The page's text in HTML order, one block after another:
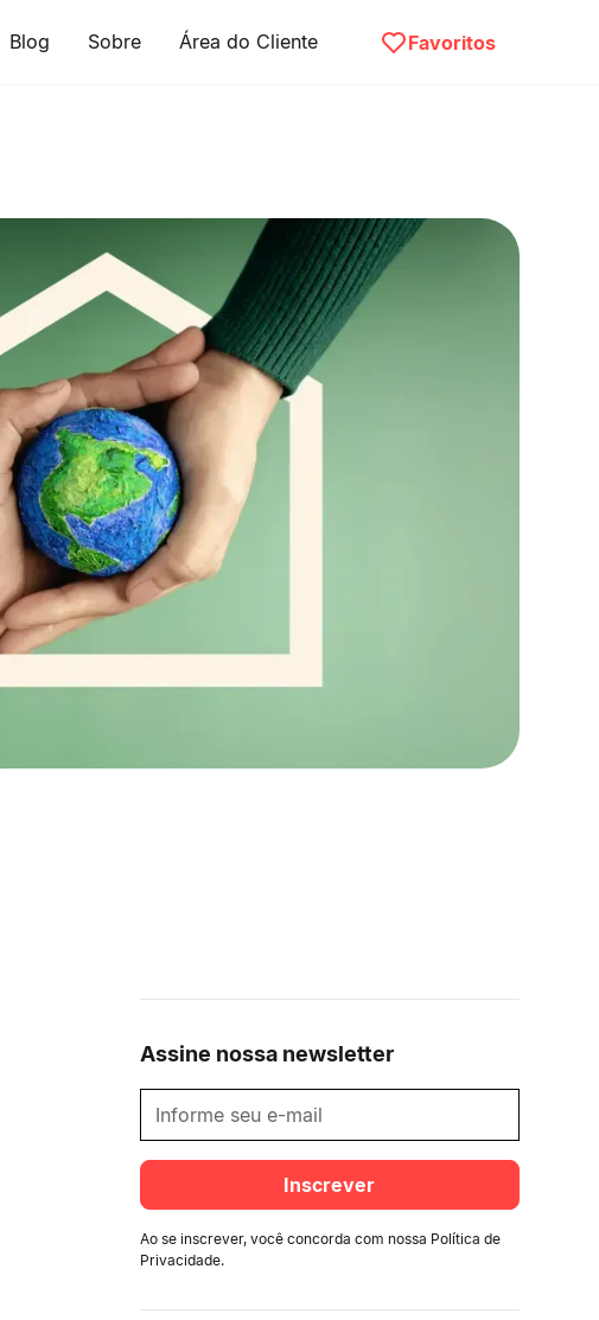
Blog Sobre Área do Cliente Favoritos
Assine nossa newsletter
Ao se inscrever, você concorda com nossa Política de
Privacidade.